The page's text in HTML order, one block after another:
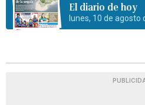
El diario de hoy
lunes, 10 de agosto